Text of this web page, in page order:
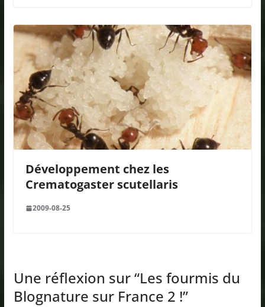
Développement chez les
Crematogaster scutellaris
2009-08-25
Une réflexion sur “Les fourmis du
Blognature sur France 2 !”